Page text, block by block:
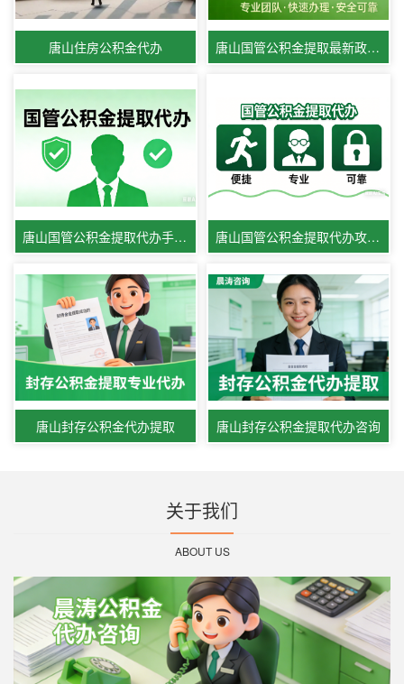
唐山住房公积金代办 唐山国管公积金提取最新政策解读与高效办理攻略
唐山国管公积金提取代办手续材料全解析 唐山国管公积金提取代办攻略含政策解读、流程详解与合规代办方案
唐山封存公积金代办提取 唐山封存公积金提取代办咨询
关于我们
ABOUT US